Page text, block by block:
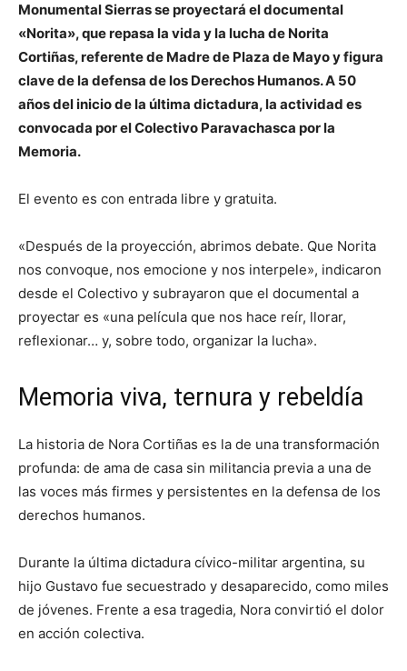
Monumental Sierras se proyectará el documental
«Norita», que repasa la vida y la lucha de Norita
Cortiñas, referente de Madre de Plaza de Mayo y figura
clave de la defensa de los Derechos Humanos. A 50
años del inicio de la última dictadura, la actividad es
convocada por el Colectivo Paravachasca por la
Memoria.
El evento es con entrada libre y gratuita.
«Después de la proyección, abrimos debate. Que Norita
nos convoque, nos emocione y nos interpele», indicaron
desde el Colectivo y subrayaron que el documental a
proyectar es «una película que nos hace reír, llorar,
reflexionar… y, sobre todo, organizar la lucha».
Memoria viva, ternura y rebeldía
La historia de Nora Cortiñas es la de una transformación
profunda: de ama de casa sin militancia previa a una de
las voces más firmes y persistentes en la defensa de los
derechos humanos.
Durante la última dictadura cívico-militar argentina, su
hijo Gustavo fue secuestrado y desaparecido, como miles
de jóvenes. Frente a esa tragedia, Nora convirtió el dolor
en acción colectiva.